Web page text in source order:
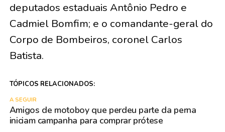
deputados estaduais Antônio Pedro e
Cadmiel Bomfim; e o comandante-geral do
Corpo de Bombeiros, coronel Carlos
Batista.
TÓPICOS RELACIONADOS:
A SEGUIR
Amigos de motoboy que perdeu parte da perna
iniciam campanha para comprar prótese